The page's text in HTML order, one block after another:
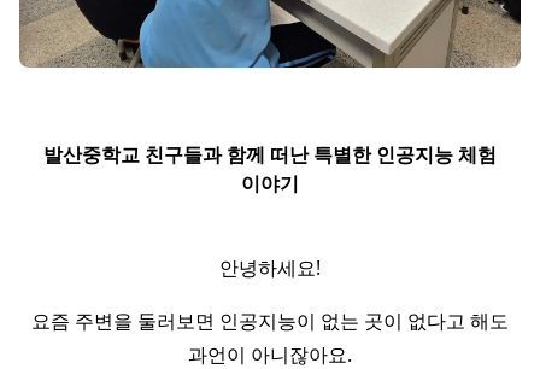
발산중학교 친구들과 함께 떠난 특별한 인공지능 체험
이야기
안녕하세요!
요즘 주변을 둘러보면 인공지능이 없는 곳이 없다고 해도
과언이 아니잖아요.